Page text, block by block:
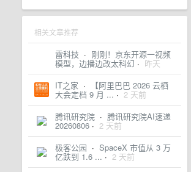
相关文章推荐
雷科技 · 刚刚！京东开源一视频
模型，边播边改太科幻 · 昨天
IT之家 · 【阿里巴巴 2026 云栖
大会定档 9 月 ... · 2 天前
腾讯研究院 · 腾讯研究院AI速递
20260806 · 2 天前
极客公园 · SpaceX 市值从 3 万
亿跌到 1.6 ... · 2 天前